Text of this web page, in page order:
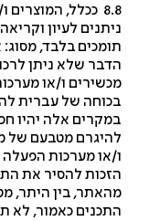
8.8 ככלל, המוצרים ו/או
לעיון וקריאה על
בלבד, מסוג:
שלא ניתן לרכוש ו/
ו/או מערכות
של עברית
אלה יהיו חפים
מטבעם של מוצרים
או מערכות הפעלה
להסיר את התכנים
בין היתר,
כאמור, לא תהיה